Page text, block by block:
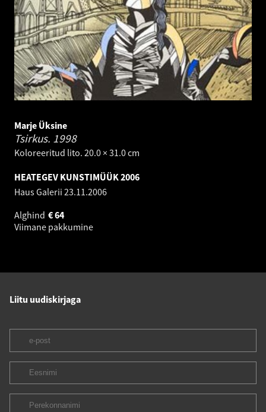
Marje Üksine
Tsirkus. 1998
Koloreeritud lito. 20.0 × 31.0 cm
HEATEGEV KUNSTIMÜÜK 2006
Haus Galerii 23.11.2006
Alghind
64
€
Viimane pakkumine
Liitu uudiskirjaga